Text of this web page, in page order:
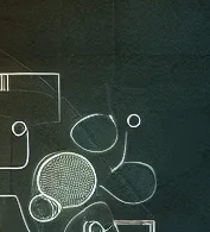
2026-01-24